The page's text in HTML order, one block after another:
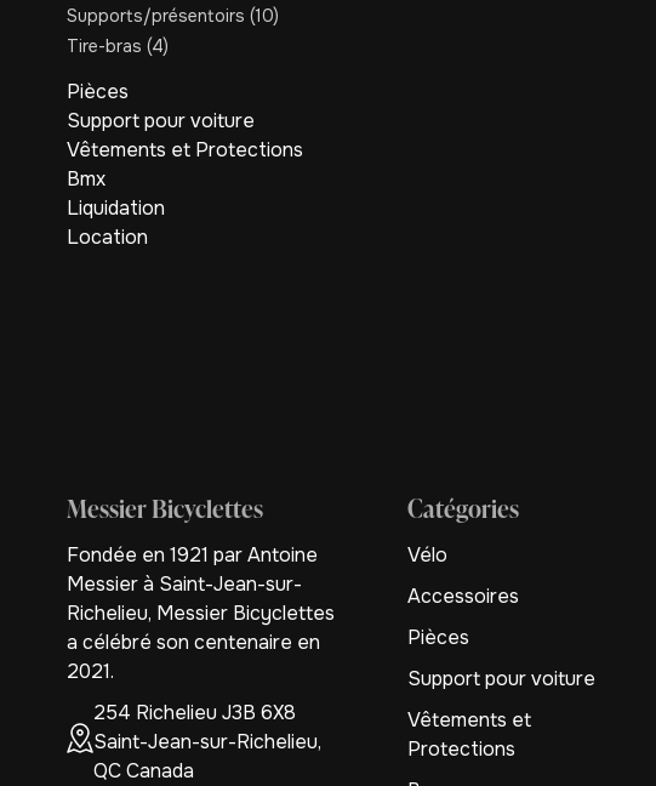
Supports/présentoirs (10)
Tire-bras (4)
Pièces
Support pour voiture
Vêtements et Protections
Bmx
Liquidation
Location
Messier Bicyclettes
Fondée en 1921 par Antoine
Messier à Saint-Jean-sur-
Richelieu, Messier Bicyclettes
a célébré son centenaire en
2021.
254 Richelieu J3B 6X8
Saint-Jean-sur-Richelieu,
QC Canada
Catégories
Vélo
Accessoires
Pièces
Support pour voiture
Vêtements et
Protections